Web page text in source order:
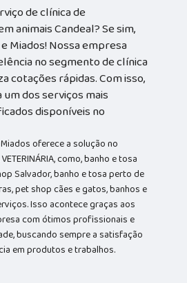
de clínica de
animais Candeal? Se sim,
Miados! Nossa empresa
no segmento de clínica
cotações rápidas. Com isso,
dos serviços mais
disponíveis no
oferece a solução no
como, banho e tosa
Salvador, banho e tosa perto de
pet shop cães e gatos, banhos e
Isso acontece graças aos
com ótimos profissionais e
buscando sempre a satisfação
em produtos e trabalhos.